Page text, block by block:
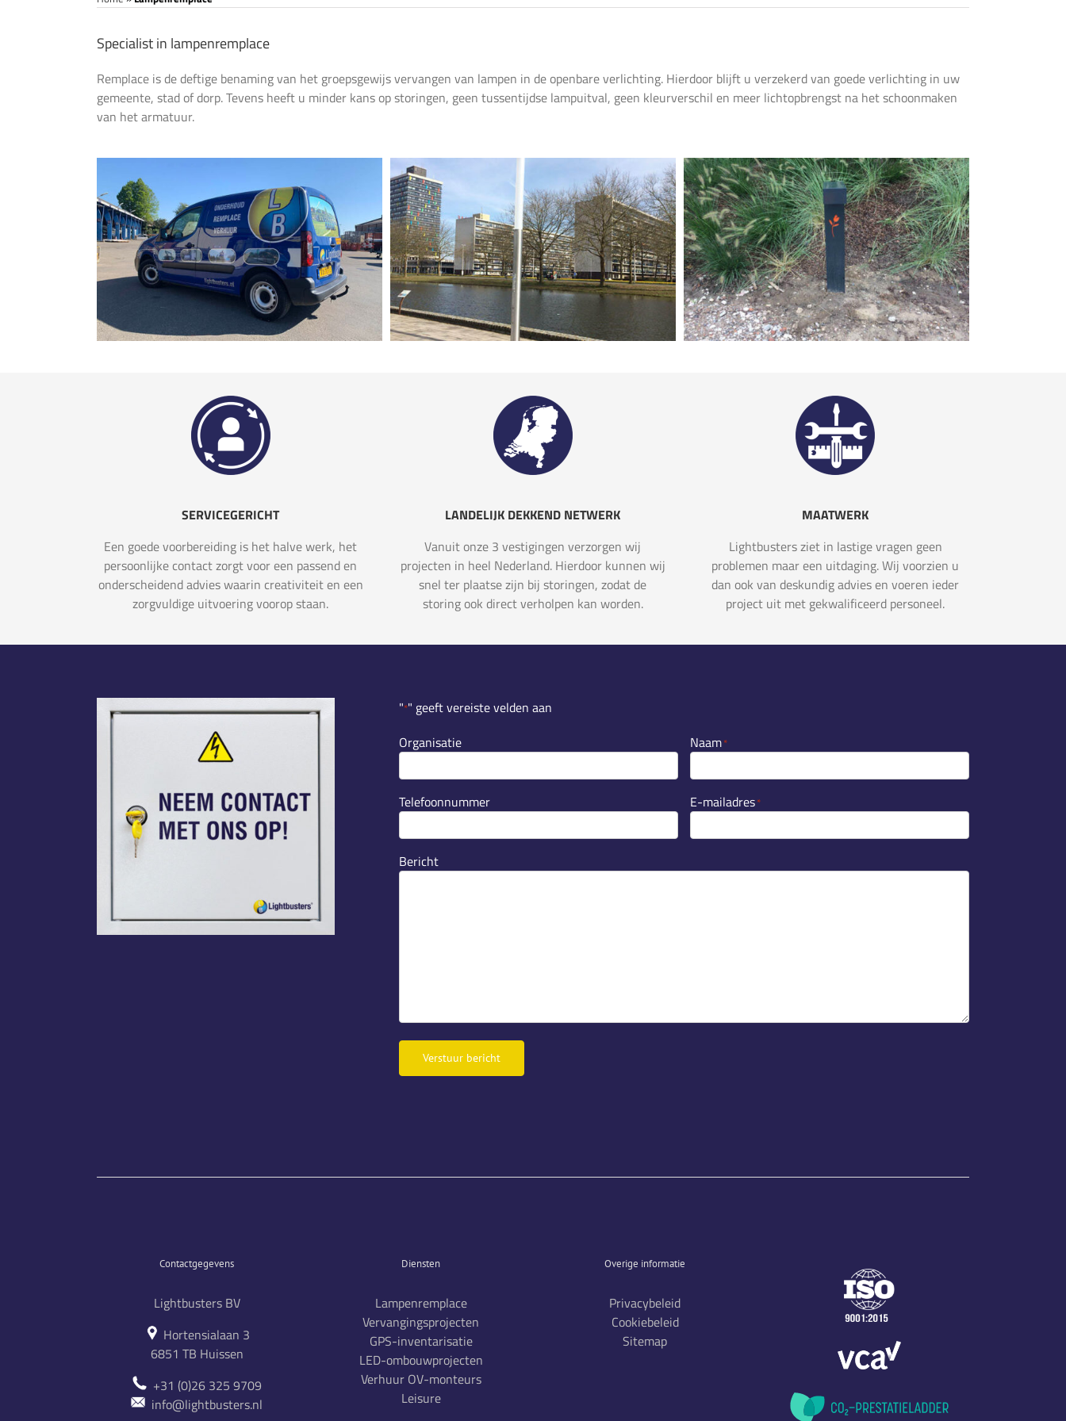
Specialist in lampenremplace
Remplace is de deftige benaming van het groepsgewijs vervangen van lampen in de openbare verlichting. Hierdoor blijft u verzekerd van goede verlichting in uw
gemeente, stad of dorp. Tevens heeft u minder kans op storingen, geen tussentijdse lampuitval, geen kleurverschil en meer lichtopbrengst na het schoonmaken
van het armatuur.
SERVICEGERICHT
Een goede voorbereiding is het halve werk, het
persoonlijke contact zorgt voor een passend en
onderscheidend advies waarin creativiteit en een
zorgvuldige uitvoering voorop staan.
LANDELIJK DEKKEND NETWERK
Vanuit onze 3 vestigingen verzorgen wij
projecten in heel Nederland. Hierdoor kunnen wij
snel ter plaatse zijn bij storingen, zodat de
storing ook direct verholpen kan worden.
MAATWERK
Lightbusters ziet in lastige vragen geen
problemen maar een uitdaging. Wij voorzien u
dan ook van deskundig advies en voeren ieder
project uit met gekwalificeerd personeel.
"*" geeft vereiste velden aan
Organisatie
Naam*
Telefoonnummer E-mailadres*
Bericht
Verstuur bericht
Contactgegevens
Lightbusters BV
Hortensialaan 3
6851 TB Huissen
+31 (0)26 325 9709
info@lightbusters.nl
Diensten
Lampenremplace
Vervangingsprojecten
GPS-inventarisatie
LED-ombouwprojecten
Verhuur OV-monteurs
Leisure
Overige informatie
Privacybeleid
Cookiebeleid
Sitemap